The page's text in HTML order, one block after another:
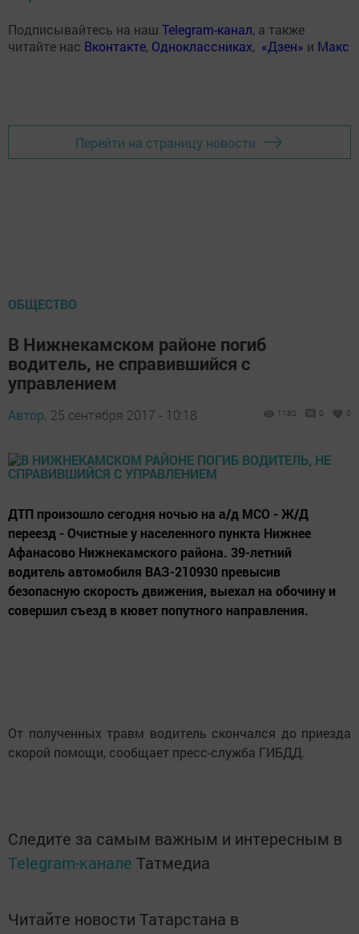
Подписывайтесь на наш Telegram-канал, а также
читайте нас Вконтакте, Одноклассниках, «Дзен» и Макс
Перейти на страницу новости
ОБЩЕСТВО
В Нижнекамском районе погиб
водитель, не справившийся с
управлением
Автор, 25 сентября 2017 - 10:18 1180 0 0
ДТП произошло сегодня ночью на а/д МСО - Ж/Д
переезд - Очистные у населенного пункта Нижнее
Афанасово Нижнекамского района. 39-летний
водитель автомобиля ВАЗ-210930 превысив
безопасную скорость движения, выехал на обочину и
совершил съезд в кювет попутного направления.
От полученных травм водитель скончался до приезда
скорой помощи, сообщает пресс-служба ГИБДД.
Следите за самым важным и интересным в
Telegram-канале Татмедиа
Читайте новости Татарстана в